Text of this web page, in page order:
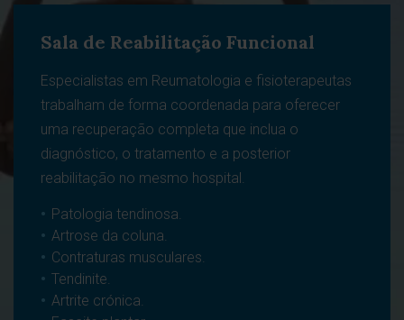
Sala de Reabilitação Funcional
Especialistas em Reumatologia e fisioterapeutas
trabalham de forma coordenada para oferecer
uma recuperação completa que inclua o
diagnóstico, o tratamento e a posterior
reabilitação no mesmo hospital.
Patologia tendinosa.
Artrose da coluna.
Contraturas musculares.
Tendinite.
Artrite crónica.